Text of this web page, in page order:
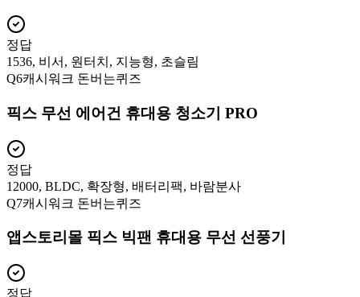
정답
1536, 비서, 원터치, 지능형, 초슬림
Q6캐시워크 돈버는퀴즈
픽스 무선 에어건 휴대용 청소기 PRO
정답
12000, BLDC, 확장형, 배터리팩, 바람분사
Q7캐시워크 돈버는퀴즈
앱스토리몰 픽스 빅팬 휴대용 무선 선풍기
정답